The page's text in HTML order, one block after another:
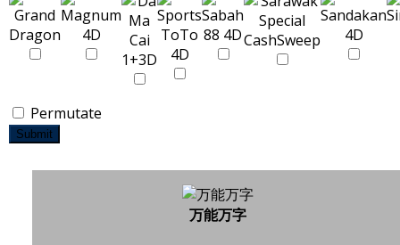
Permutate
Submit
万能万字